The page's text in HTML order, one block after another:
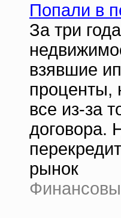
Попали в
За три
взявшие
проценты,
все из-за
договора.
рынок